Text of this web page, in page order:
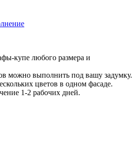
купе любого размера и
можно выполнить под вашу задумку.
цветов в одном фасаде.
1-2 рабочих дней.